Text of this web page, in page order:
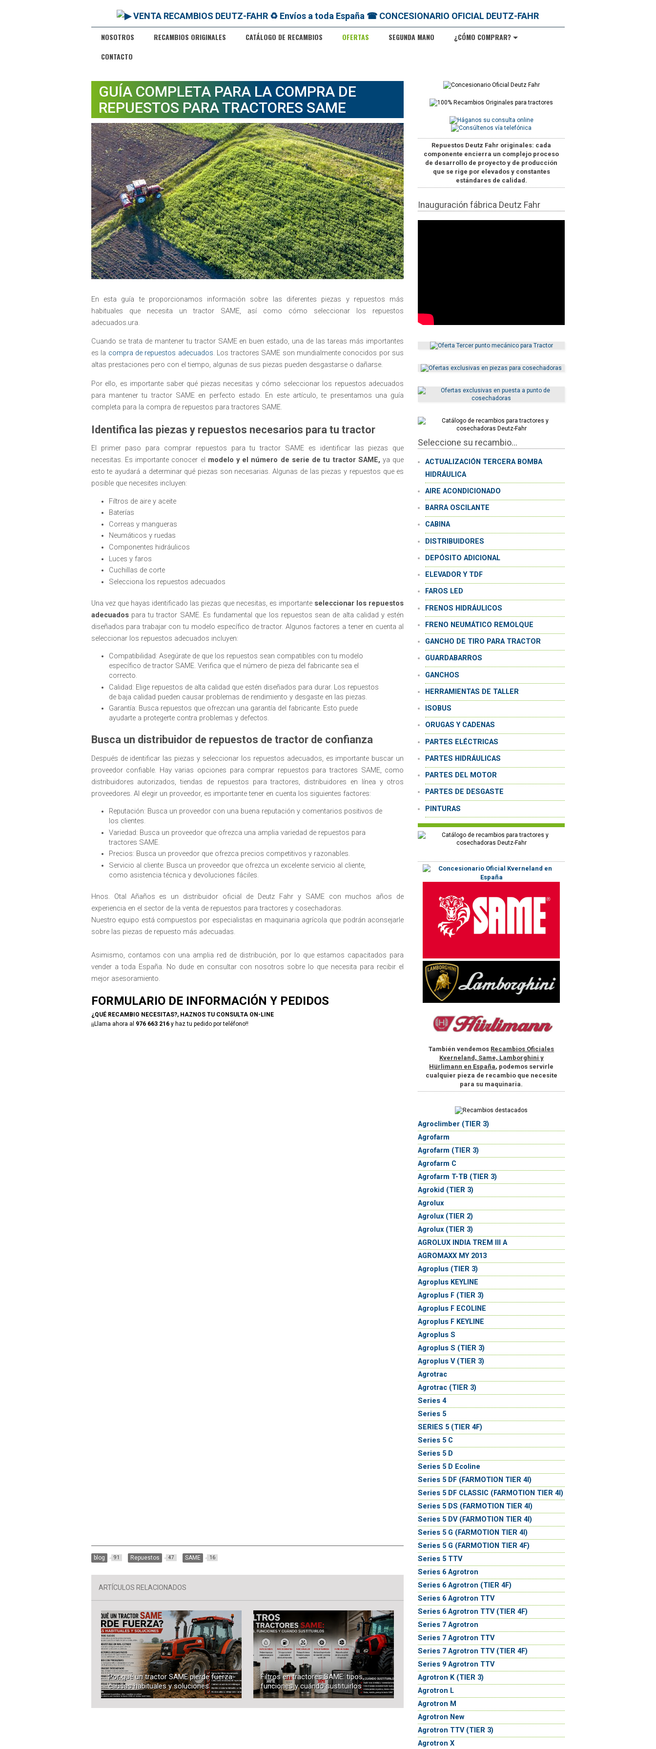
NOSOTROS RECAMBIOS ORIGINALES CATÁLOGO DE RECAMBIOS OFERTAS SEGUNDA MANO
¿CÓMO COMPRAR?
CONTACTO
GUÍA COMPLETA PARA LA COMPRA DE
REPUESTOS PARA TRACTORES SAME
En esta guía te proporcionamos información sobre las diferentes piezas y repuestos más
habituales que necesita un tractor SAME, así como cómo seleccionar los repuestos
adecuados.ura.
Cuando se trata de mantener tu tractor SAME en buen estado, una de las tareas más importantes
es la compra de repuestos adecuados. Los tractores SAME son mundialmente conocidos por sus
altas prestaciones pero con el tiempo, algunas de sus piezas pueden desgastarse o dañarse.
Por ello, es importante saber qué piezas necesitas y cómo seleccionar los repuestos adecuados
para mantener tu tractor SAME en perfecto estado. En este artículo, te presentamos una guía
completa para la compra de repuestos para tractores SAME.
Identifica las piezas y repuestos necesarios para tu tractor
El primer paso para comprar repuestos para tu tractor SAME es identificar las piezas que
necesitas. Es importante conocer el modelo y el número de serie de tu tractor SAME, ya que
esto te ayudará a determinar qué piezas son necesarias. Algunas de las piezas y repuestos que es
posible que necesites incluyen:
Filtros de aire y aceite
Baterías
Correas y mangueras
Neumáticos y ruedas
Componentes hidráulicos
Luces y faros
Cuchillas de corte
Selecciona los repuestos adecuados
Una vez que hayas identificado las piezas que necesitas, es importante seleccionar los repuestos
adecuadospara tu tractor SAME. Es fundamental que los repuestos sean de alta calidad y estén
diseñados para trabajar con tu modelo específico de tractor. Algunos factores a tener en cuenta al
seleccionar los repuestos adecuados incluyen:
Compatibilidad: Asegúrate de que los repuestos sean compatibles con tu modelo
específico de tractor SAME. Verifica que el número de pieza del fabricante sea el
correcto.
Calidad: Elige repuestos de alta calidad que estén diseñados para durar. Los repuestos
de baja calidad pueden causar problemas de rendimiento y desgaste en las piezas.
Garantía: Busca repuestos que ofrezcan una garantía del fabricante. Esto puede
ayudarte a protegerte contra problemas y defectos.
Busca un distribuidor de repuestos de tractor de confianza
Después de identificar las piezas y seleccionar los repuestos adecuados, es importante buscar un
proveedor confiable. Hay varias opciones para comprar repuestos para tractores SAME, como
distribuidores autorizados, tiendas de repuestos para tractores, distribuidores en línea y otros
proveedores. Al elegir un proveedor, es importante tener en cuenta los siguientes factores:
Reputación: Busca un proveedor con una buena reputación y comentarios positivos de
los clientes.
Variedad: Busca un proveedor que ofrezca una amplia variedad de repuestos para
tractores SAME.
Precios: Busca un proveedor que ofrezca precios competitivos y razonables.
Servicio al cliente: Busca un proveedor que ofrezca un excelente servicio al cliente,
como asistencia técnica y devoluciones fáciles.
Hnos. Otal Añaños es un distribuidor oficial de Deutz Fahr y SAME con muchos años de
experiencia en el sector de la venta de repuestos para tractores y cosechadoras.
Nuestro equipo está compuestos por especialistas en maquinaria agrícola que podrán aconsejarle
sobre las piezas de repuesto más adecuadas.
Asimismo, contamos con una amplia red de distribución, por lo que estamos capacitados para
vender a toda España. No dude en consultar con nosotros sobre lo que necesita para recibir el
mejor asesoramiento.
FORMULARIO DE INFORMACIÓN Y PEDIDOS
¿QUÉ RECAMBIO NECESITAS?, HAZNOS TU CONSULTA ON-LINE
¡¡Llama ahora al 976 663 216y haz tu pedido por teléfono!!
blog 91 Repuestos 47 SAME 16
ARTÍCULOS RELACIONADOS
Por qué un tractor SAME pierde fuerza:
causas habituales y soluciones
Filtros en tractores SAME: tipos,
funciones y cuándo sustituirlos
Repuestos Deutz Fahr originales: cada
componente encierra un complejo proceso
de desarrollo de proyecto y de producción
que se rige por elevados y constantes
estándares de calidad.
Inauguración fábrica Deutz Fahr
Seleccione su recambio...
ACTUALIZACIÓN TERCERA BOMBA
HIDRÁULICA
AIRE ACONDICIONADO
BARRA OSCILANTE
CABINA
DISTRIBUIDORES
DEPÓSITO ADICIONAL
ELEVADOR Y TDF
FAROS LED
FRENOS HIDRÁULICOS
FRENO NEUMÁTICO REMOLQUE
GANCHO DE TIRO PARA TRACTOR
GUARDABARROS
GANCHOS
HERRAMIENTAS DE TALLER
ISOBUS
ORUGAS Y CADENAS
PARTES ELÉCTRICAS
PARTES HIDRÁULICAS
PARTES DEL MOTOR
PARTES DE DESGASTE
PINTURAS
También vendemos Recambios Oficiales
Kverneland, Same, Lamborghini y
Hürlimann en España, podemos servirle
cualquier pieza de recambio que necesite
para su maquinaria.
Agroclimber (TIER 3)
Agrofarm
Agrofarm (TIER 3)
Agrofarm C
Agrofarm T-TB (TIER 3)
Agrokid (TIER 3)
Agrolux
Agrolux (TIER 2)
Agrolux (TIER 3)
AGROLUX INDIA TREM III A
AGROMAXX MY 2013
Agroplus (TIER 3)
Agroplus KEYLINE
Agroplus F (TIER 3)
Agroplus F ECOLINE
Agroplus F KEYLINE
Agroplus S
Agroplus S (TIER 3)
Agroplus V (TIER 3)
Agrotrac
Agrotrac (TIER 3)
Series 4
Series 5
SERIES 5 (TIER 4F)
Series 5 C
Series 5 D
Series 5 D Ecoline
Series 5 DF (FARMOTION TIER 4I)
Series 5 DF CLASSIC (FARMOTION TIER 4I)
Series 5 DS (FARMOTION TIER 4I)
Series 5 DV (FARMOTION TIER 4I)
Series 5 G (FARMOTION TIER 4I)
Series 5 G (FARMOTION TIER 4F)
Series 5 TTV
Series 6 Agrotron
Series 6 Agrotron (TIER 4F)
Series 6 Agrotron TTV
Series 6 Agrotron TTV (TIER 4F)
Series 7 Agrotron
Series 7 Agrotron TTV
Series 7 Agrotron TTV (TIER 4F)
Series 9 Agrotron TTV
Agrotron K (TIER 3)
Agrotron L
Agrotron M
Agrotron New
Agrotron TTV (TIER 3)
Agrotron X